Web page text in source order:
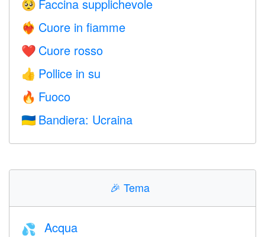
🥺 Faccina supplichevole
❤️‍🔥 Cuore in fiamme
❤️ Cuore rosso
👍 Pollice in su
🔥 Fuoco
🇺🇦 Bandiera: Ucraina
🎉 Tema
💦 Acqua